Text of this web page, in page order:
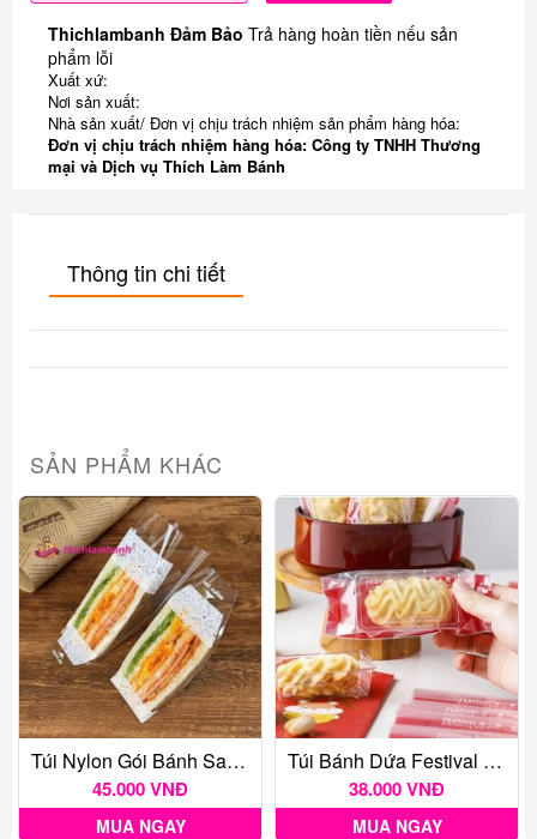
Thichlambanh Đảm Bảo Trả hàng hoàn tiền nếu sản
phẩm lỗi
Xuất xứ:
Nơi sản xuất:
Nhà sản xuất/ Đơn vị chịu trách nhiệm sản phẩm hàng hóa:
Đơn vị chịu trách nhiệm hàng hóa: Công ty TNHH Thương
mại và Dịch vụ Thích Làm Bánh
Thông tin chi tiết
SẢN PHẨM KHÁC
Túi Nylon Gói Bánh Sandwich 100c
45.000 VNĐ
MUA NGAY
Túi Bánh Dứa Festival Đỏ 50c
38.000 VNĐ
MUA NGAY